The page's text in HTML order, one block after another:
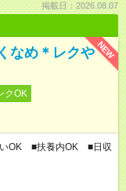
掲載日：2026.08.07
NEW
なめ＊レクや
クOK
OK ■扶養内OK ■日収